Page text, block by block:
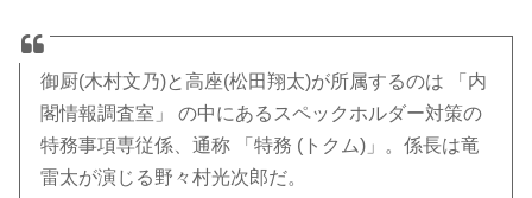
御厨(木村文乃)と高座(松田翔太)が所属するのは 「内
閣情報調査室」 の中にあるスペックホルダー対策の
特務事項専従係、通称 「特務 (トクム)」。係長は竜
雷太が演じる野々村光次郎だ。